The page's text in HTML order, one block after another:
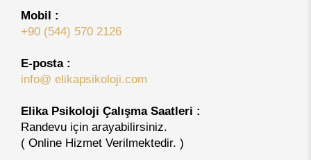
Mobil :
+90 (544) 570 2126
E-posta :
info@ elikapsikoloji.com
Elika Psikoloji Çalışma Saatleri :
Randevu için arayabilirsiniz.
( Online Hizmet Verilmektedir. )